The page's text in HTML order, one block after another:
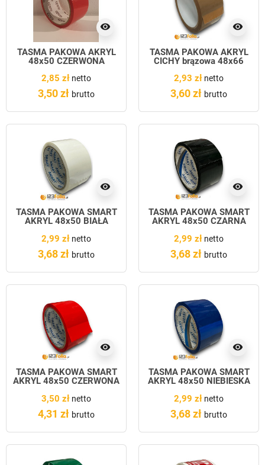
visibility
TAŚMA PAKOWA AKRYL
48x50 CZERWONA
2,85 zł netto
3,50 zł brutto
visibility
TAŚMA PAKOWA AKRYL
CICHY brązowa 48x66
2,93 zł netto
3,60 zł brutto
visibility
TAŚMA PAKOWA SMART
AKRYL 48x50 BIAŁA
2,99 zł netto
3,68 zł brutto
visibility
TAŚMA PAKOWA SMART
AKRYL 48x50 CZARNA
2,99 zł netto
3,68 zł brutto
visibility
TAŚMA PAKOWA SMART
AKRYL 48x50 CZERWONA
3,50 zł netto
4,31 zł brutto
visibility
TAŚMA PAKOWA SMART
AKRYL 48x50 NIEBIESKA
2,99 zł netto
3,68 zł brutto